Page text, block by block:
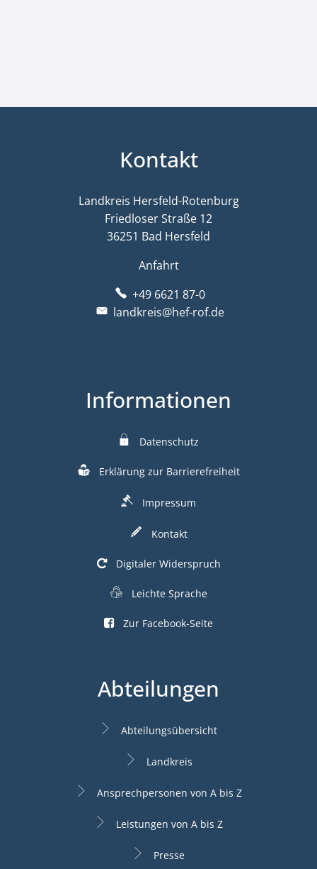
Kontakt
Landkreis Hersfeld-Rotenburg
Friedloser Straße 12
36251 Bad Hersfeld
Anfahrt
+49 6621 87-0
landkreis@hef-rof.de
Informationen
Datenschutz
Erklärung zur Barrierefreiheit
Impressum
Kontakt
Digitaler Widerspruch
Leichte Sprache
Zur Facebook-Seite
Abteilungen
Abteilungsübersicht
Landkreis
Ansprechpersonen von A bis Z
Leistungen von A bis Z
Presse